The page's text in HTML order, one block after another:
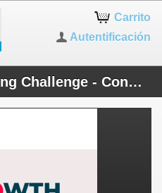
Carrito
Autentificación
Reto Growth Marketing Challenge - Convierte Más